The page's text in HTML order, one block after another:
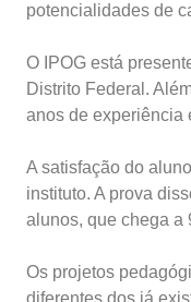
potencialidades de
O IPOG está
Distrito Federal.
anos de experiência
A satisfação do
instituto. A prova
alunos, que chega a
Os projetos
diferentes dos já